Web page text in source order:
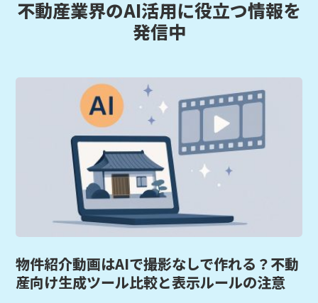
不動産業界のAI活用に役立つ情報を
発信中
物件紹介動画はAIで撮影なしで作れる？不動
産向け生成ツール比較と表示ルールの注意